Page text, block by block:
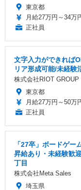
東京都
月給27万円～34万
正社員
文字入力ができれば
リア形成可能/未経験
株式会社RIOT GROUP
東京都
月給27万円～50万
正社員
「27卒」ボードゲー
昇給あり・未経験歓
丁目
株式会社Meta Sales
埼玉県